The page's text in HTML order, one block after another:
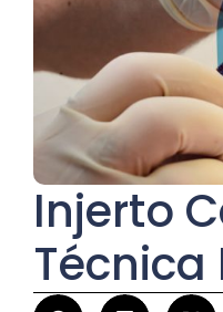
Injerto
Técnica